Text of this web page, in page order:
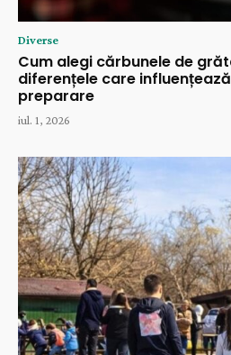
Diverse
Cum alegi cărbunele de
diferențele care
preparare
iul. 1, 2026